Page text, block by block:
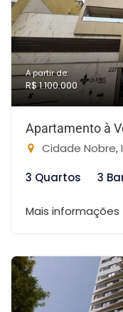
A partir de:
R$ 1.100.000
Apartamento à
Cidade Nobre,
3 Quartos
3
Mais informações